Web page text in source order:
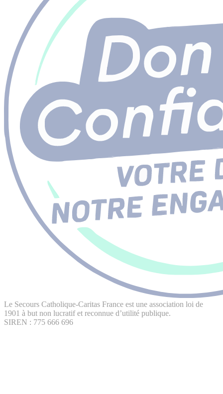
Le Secours Catholique-Caritas France est une association loi de
1901 à but non lucratif et reconnue d’utilité publique.
SIREN : 775 666 696